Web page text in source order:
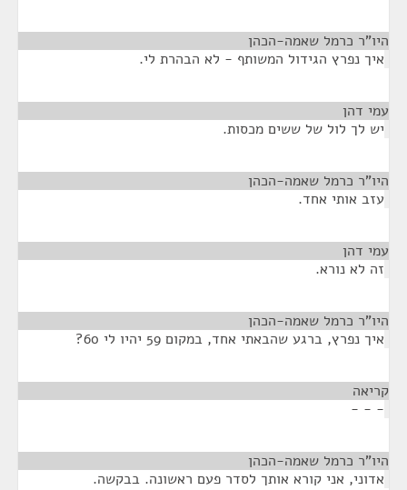
היו"ר כרמל שאמה-הכהן
איך נפרץ הגידול המשותף - לא הבהרת לי.
עמי דהן
יש לך לול של ששים מכסות.
היו"ר כרמל שאמה-הכהן
עזב אותי אחד.
עמי דהן
זה לא נורא.
היו"ר כרמל שאמה-הכהן
איך נפרץ, ברגע שהבאתי אחד, במקום 59 יהיו לי 60?
קריאה
- - -
היו"ר כרמל שאמה-הכהן
אדוני, אני קורא אותך לסדר פעם ראשונה. בבקשה.